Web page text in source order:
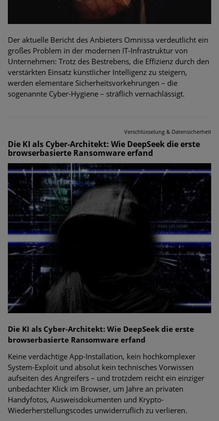
Der aktuelle Bericht des Anbieters Omnissa verdeutlicht ein
großes Problem in der modernen IT-Infrastruktur von
Unternehmen: Trotz des Bestrebens, die Effizienz durch den
verstärkten Einsatz künstlicher Intelligenz zu steigern,
werden elementare Sicherheitsvorkehrungen – die
sogenannte Cyber-Hygiene – sträflich vernachlässigt.
Verschlüsselung & Datensicherheit
Die KI als Cyber-Architekt: Wie DeepSeek die erste
browserbasierte Ransomware erfand
Die KI als Cyber-Architekt: Wie DeepSeek die erste
browserbasierte Ransomware erfand
Keine verdächtige App-Installation, kein hochkomplexer
System-Exploit und absolut kein technisches Vorwissen
aufseiten des Angreifers – und trotzdem reicht ein einziger
unbedachter Klick im Browser, um Jahre an privaten
Handyfotos, Ausweisdokumenten und Krypto-
Wiederherstellungscodes unwiderruflich zu verlieren.